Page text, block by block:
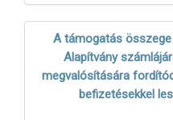
A támogatás
Alapítvány
megvalósítására
befizetésekkel